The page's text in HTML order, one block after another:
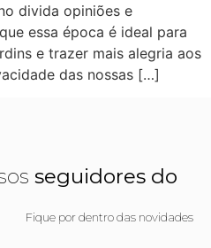
divida opiniões e
essa época é ideal para
e trazer mais alegria aos
das nossas […]
seguidores do
Fique por dentro das novidades